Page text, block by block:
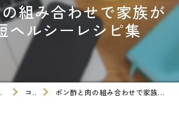
組み合わせで家族が
ヘルシーレシピ集
モト コラム ポン酢と肉の組み合わせで家族が喜ぶ時短ヘルシーレシピ集